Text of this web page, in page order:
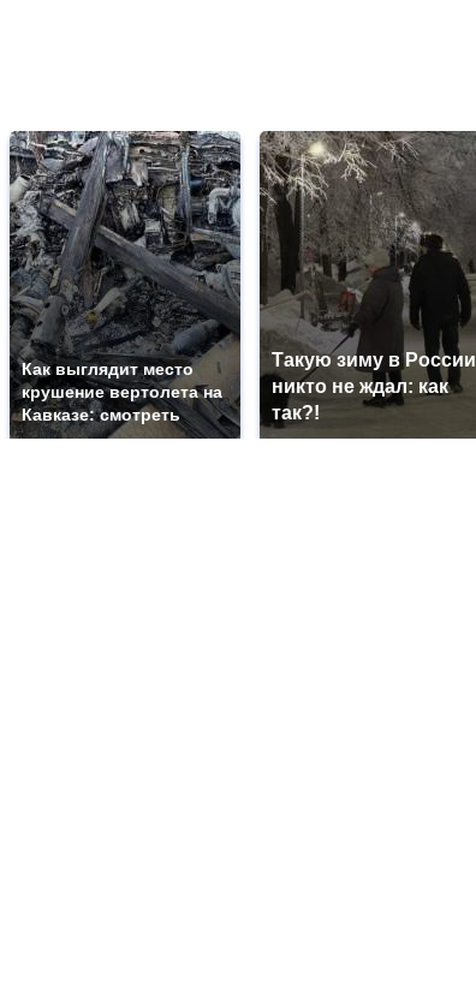
Как выглядит место
крушение вертолета на
Кавказе: смотреть
Такую зиму в России
никто не ждал: как
так?!